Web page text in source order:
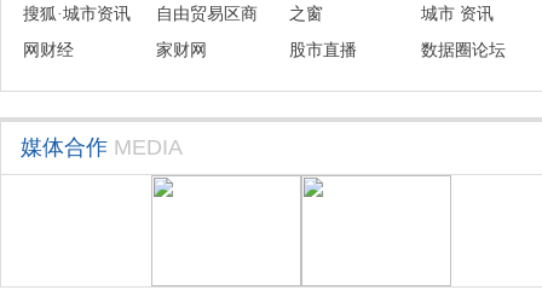
搜狐·城市资讯
自由贸易区商
会联盟
之窗
城市 资讯
网财经
家财网 股市直播 数据圈论坛
媒体合作 MEDIA